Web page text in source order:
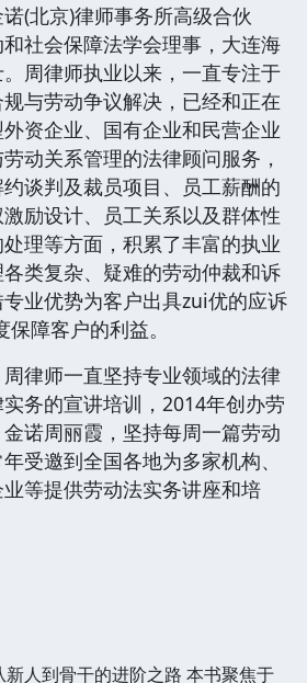
北京)律师事务所高级合伙
社会保障法学会理事，大连海
周律师执业以来，一直专注于
与劳动争议解决，已经和正在
资企业、国有企业和民营企业
动关系管理的法律顾问服务，
谈判及裁员项目、员工薪酬的
励设计、员工关系以及群体性
理等方面，积累了丰富的执业
类复杂、疑难的劳动仲裁和诉
业优势为客户出具zui优的应诉
障客户的利益。
师一直坚持专业领域的法律
务的宣讲培训，2014年创办劳
诺周丽霞，坚持每周一篇劳动
受邀到全国各地为多家机构、
等提供劳动法实务讲座和培
人到骨干的进阶之路 本书聚焦于